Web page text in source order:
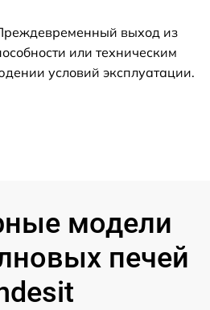
выход из
или техническим
условий эксплуатации.
модели
печей